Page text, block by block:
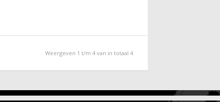
Weergeven 1 t/m 4 van in totaal 4